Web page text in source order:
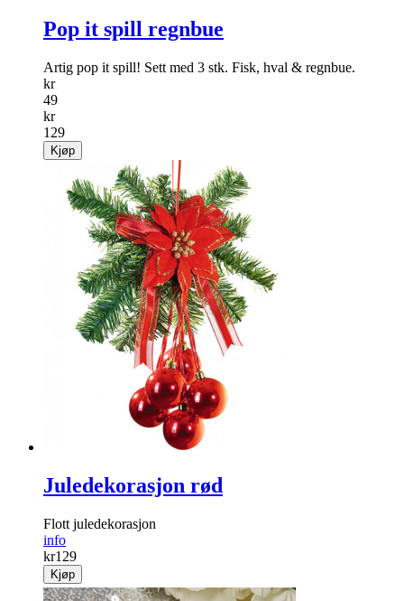
Pop it spill regnbue
Artig pop it spill! Sett med 3 stk. Fisk, hval & regnbue.
kr
49
kr
129
Kjøp
Juledekorasjon rød
Flott juledekorasjon
info
kr129
Kjøp